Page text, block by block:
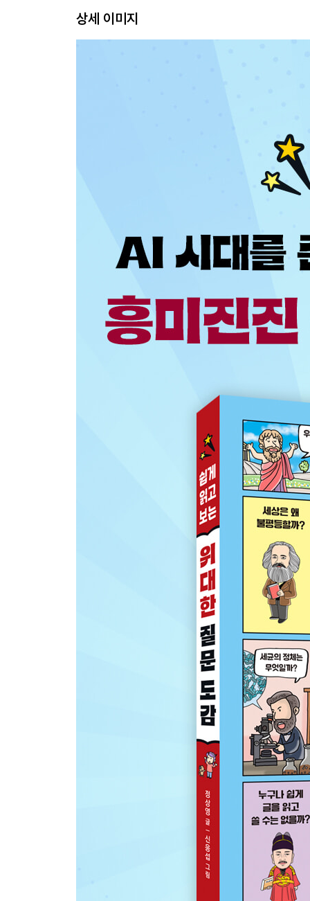
장자크 루소 - 우리는 왜 서로 도우며 살아야 할까?
카를 마르크스 - 세상은 왜 불평등할까?
퇴계 이황 - 아는 것과 실천하는 것 중에 무엇이 더
장자 - 올바른 삶과 좋은 삶의 차이는 무엇일까?
니콜라우스 코페르니쿠스 - 지구가 우주의 중심일
그레고어 멘델 - 자식은 왜 부모를 닮을까?
찰스 다윈 - 생물은 어떻게 진화했을까?
갈릴레오 갈릴레이 - 무거운 것과 가벼운 것 중에
제임스 와트 - 어떻게 하면 증기의 힘을 잘 이용할
카를 벤츠 - 작고 강력한 엔진을 만들 수는 없을까?
알렉산더 플레밍 - 병균을 없애는 물질을 찾을 수
안톤 판 레이우엔훅 - 아주 작은 물질을 관찰할 수
라이트 형제 - 하늘을 날 수 있을까?
제이콥 퍼킨스 - 음식을 차게 보관하는 방법은 없을
니콜라 아페르 - 음식을 오래 보관하는 방법은 없을
아이작 뉴턴 - 사과는 왜 나무에서 땅으로 떨어질까
벤저민 프랭클린 - 번개는 무엇일까?
제인 구달 - 침팬지도 사람처럼 생각할 수 있을까?
알렉산더 그레이엄 벨 - 멀리 있는 사람과 대화할
조르주 르메트르 - 우주는 어떻게 탄생했을까?
알베르트 아인슈타인 - 시간은 누구에게나 똑같이
앤디 워홀 - 통조림 깡통도 예술이 될 수 있을까?
레프 톨스토이 - 예술이란 무엇일까?
샤를 보들레르 - 예술은 아름다운 것만 표현해야 할
에드바르트 뭉크 - 고통을 그림으로 표현하면 어떤
파블로 피카소 - 보이는 것을 그리는 것이 미술의
클로드 모네 - 사물은 늘 같은 모습일까?
루트비히 판 베토벤 - 소리를 듣지 못해도 음악을
루이 다게르 - 사물의 모습을 똑같이 담아낼 수 있
보노 - 음악이 세상을 바꿀 수 있을까?
마르셀 뒤샹 - 직접 만든 것만 예술품일까?
백남준 - 비디오도 예술이 될 수 있을까?
이사도라 덩컨 - 춤을 자유롭게 추면 안 될까?
에드거 앨런 포 - 수수께끼 풀 듯 궁리하며 읽는 소
바실리 칸딘스키 - 미술은 있는 그대로의 모습만
상세 이미지